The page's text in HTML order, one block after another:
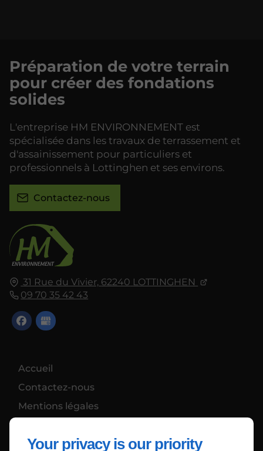
Your privacy is our priority
31 Rue du Vivier, 62240 LOTTINGHEN
09 70 35 42 43
Accueil
Contactez-nous
Mentions légales
Préparation de votre terrain
pour créer des fondations
solides
L'entreprise HM ENVIRONNEMENT est
spécialisée dans les travaux de terrassement et
d'assainissement pour particuliers et
professionnels à Lottinghen et ses environs.
Contactez-nous